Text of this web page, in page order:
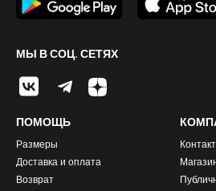
МЫ В СОЦ. СЕТЯХ
ПОМОЩЬ
Размеры
Доставка и оплата
Возврат